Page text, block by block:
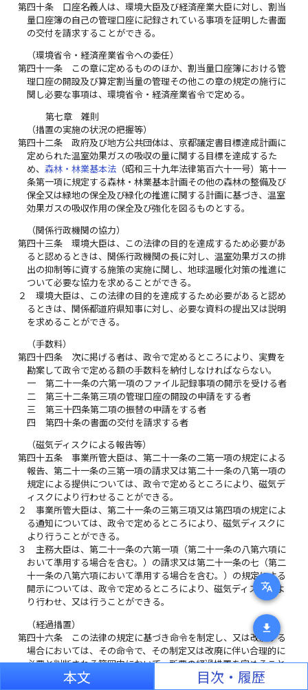
translate
download
第四十条
口座名義人は、環境大臣及び経済産業大臣に対し、割当
量口座簿の自己の管理口座に記録されている事項を証明した書面
の交付を請求することができる。
（環境省令・経済産業省令への委任）
第四十一条
この章に定めるもののほか、割当量口座簿における管
理口座の開設及び算定割当量の管理その他この章の規定の施行に
関し必要な事項は、環境省令・経済産業省令で定める。
第七章 雑則
（措置の実施の状況の把握等）
第四十二条
政府及び地方公共団体は、京都議定書目標達成計画に
定められた温室効果ガスの吸収の量に関する目標を達成するた
め、森林・林業基本法 （昭和三十九年法律第百六十一号）第十一
条第一項に規定する森林・林業基本計画その他の森林の整備及び
保全又は緑地の保全及び緑化の推進に関する計画に基づき、温室
効果ガスの吸収作用の保全及び強化を図るものとする。
（関係行政機関の協力）
第四十三条
環境大臣は、この法律の目的を達成するため必要があ
ると認めるときは、関係行政機関の長に対し、温室効果ガスの排
出の抑制等に資する施策の実施に関し、地球温暖化対策の推進に
ついて必要な協力を求めることができる。
２
環境大臣は、この法律の目的を達成するため必要があると認め
るときは、関係都道府県知事に対し、必要な資料の提出又は説明
を求めることができる。
（手数料）
第四十四条
次に掲げる者は、政令で定めるところにより、実費を
勘案して政令で定める額の手数料を納付しなければならない。
一
第二十一条の六第一項のファイル記録事項の開示を受ける者
二
第三十二条第三項の管理口座の開設の申請をする者
三
第三十四条第二項の振替の申請をする者
四
第四十条の書面の交付を請求する者
（磁気ディスクによる報告等）
第四十五条
事業所管大臣は、第二十一条の二第一項の規定による
報告、第二十一条の三第一項の請求又は第二十一条の八第一項の
規定による提供については、政令で定めるところにより、磁気デ
ィスクにより行わせることができる。
２
事業所管大臣は、第二十一条の三第三項又は第四項の規定によ
る通知については、政令で定めるところにより、磁気ディスクに
より行うことができる。
３
主務大臣は、第二十一条の六第一項（第二十一条の八第六項に
おいて準用する場合を含む。）の請求又は第二十一条の七（第二
十一条の八第六項において準用する場合を含む。）の規定による
開示については、政令で定めるところにより、磁気ディスクによ
り行わせ、又は行うことができる。
（経過措置）
第四十六条
この法律の規定に基づき命令を制定し、又は改廃する
場合においては、その命令で、その制定又は改廃に伴い合理的に
必要と判断される範囲内において、所要の経過措置を定めること
ができる。本文 目次・履歴